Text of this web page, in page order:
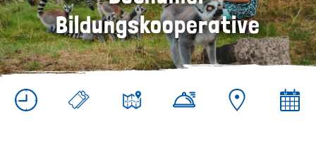
Bildungskooperative